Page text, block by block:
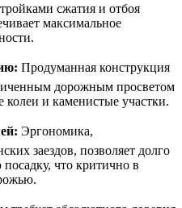
сжатия и отбоя
максимальное
Продуманная конструкция
дорожным просветом
колеи и каменистые участки.
Эргономика,
заездов, позволяет долго
что критично в